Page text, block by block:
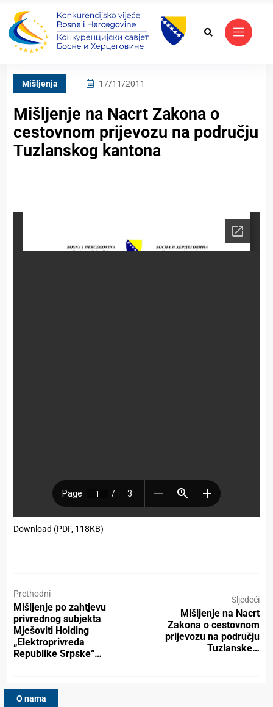
Mišljenja 17/11/2011
Mišljenje na Nacrt Zakona o
cestovnom prijevozu na području
Tuzlanskog kantona
Download (PDF, 118KB)
Prethodni
Mišljenje po zahtjevu
privrednog subjekta
Mješoviti Holding
„Elektroprivreda
Republike Srpske“…
Sljedeći
Mišljenje na Nacrt
Zakona o cestovnom
prijevozu na području
Tuzlanske…
O nama